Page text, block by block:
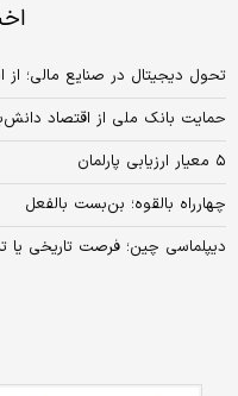
تحول دیجیتال در صنایع مالی؛ از
حمایت بانک ملی از اقتصاد
۵ معیار ارزیابی پارلمان
چهارراه بالقوه؛ بن‌بست بالفعل
دیپلماسی چین؛ فرصت تاریخی یا